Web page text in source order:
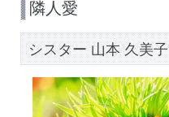
隣人愛
シスター 山本 久美子